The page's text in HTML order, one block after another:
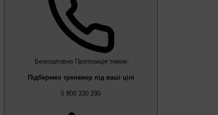
Безкоштовно Пропозиція тижня
Підберемо тренажер під ваші цілі
0 800 330 295